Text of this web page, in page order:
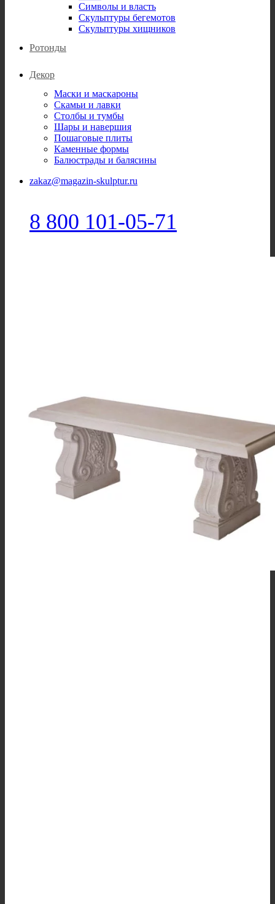
Символы и власть
Скульптуры бегемотов
Скульптуры хищников
Ротонды
Декор
Маски и маскароны
Скамьи и лавки
Столбы и тумбы
Шары и навершия
Пошаговые плиты
Каменные формы
Балюстрады и балясины
zakaz@magazin-skulptur.ru
8 800 101-05-71